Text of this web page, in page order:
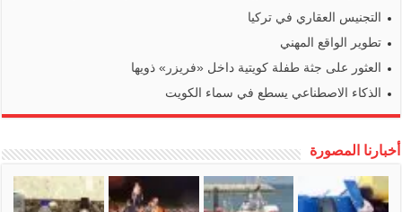
التجنيس العقاري في تركيا
تطوير الواقع المهني
العثور على جثة طفلة كويتية داخل «فريزر» ذويها
الذكاء الاصطناعي يسطع في سماء الكويت
أخبارنا المصورة